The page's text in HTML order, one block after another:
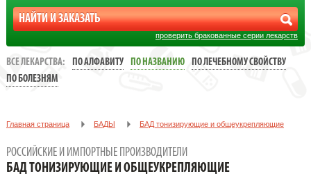
проверить бракованные серии лекарств
ВСЕ ЛЕКАРСТВА: ПО АЛФАВИТУ ПО НАЗВАНИЮ
ПО ЛЕЧЕБНОМУ СВОЙСТВУ
ПО БОЛЕЗНЯМ
Главная страница БАДЫ БАД тонизирующие и общеукрепляющие
РОССИЙСКИЕ И ИМПОРТНЫЕ ПРОИЗВОДИТЕЛИ
БАД ТОНИЗИРУЮЩИЕ И ОБЩЕУКРЕПЛЯЮЩИЕ